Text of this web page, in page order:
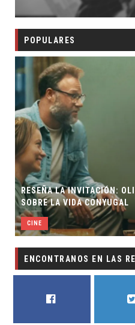
POPULARES
RESEÑA LA INVITACIÓN:
SOBRE LA VIDA CONYUGAL
CINE
ENCONTRANOS EN LAS